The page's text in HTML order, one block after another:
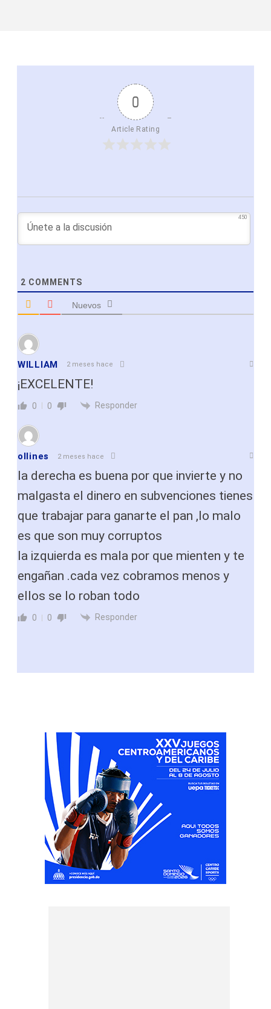
0
Article Rating
450
2 COMMENTS
Nuevos
WILLIAM 2 meses hace
¡EXCELENTE!
0 0 Responder
ollines 2 meses hace
la derecha es buena por que invierte y no
malgasta el dinero en subvenciones tienes
que trabajar para ganarte el pan ,lo malo
es que son muy corruptos
la izquierda es mala por que mienten y te
engañan .cada vez cobramos menos y
ellos se lo roban todo
0 0 Responder